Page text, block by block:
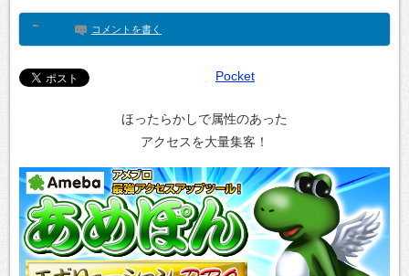
コメントを書く
Pocket
ほったらかしで属性のあった
アクセスを大量集客！